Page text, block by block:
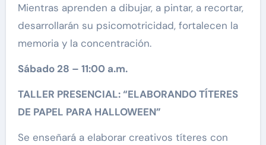
Mientras aprenden a dibujar, a pintar, a recortar,
desarrollarán su psicomotricidad, fortalecen la
memoria y la concentración.
Sábado 28 – 11:00 a.m.
TALLER PRESENCIAL: “ELABORANDO TÍTERES
DE PAPEL PARA HALLOWEEN”
Se enseñará a elaborar creativos títeres con